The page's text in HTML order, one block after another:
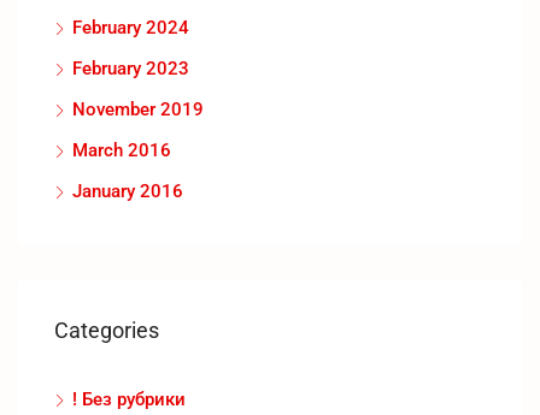
February 2024
February 2023
November 2019
March 2016
January 2016
Categories
! Без рубрики